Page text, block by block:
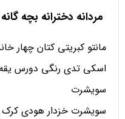
مردانه دخترانه بچه
اسکی تدی رنگی دورس
سویشرت
سویشرت خزدار هودی کرک